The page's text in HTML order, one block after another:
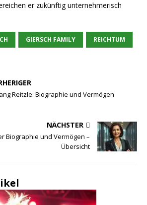
er zukünftig unternehmerisch
GIERSCH FAMILY REICHTUM
Reitzle: Biographie und Vermögen
NÄCHSTER
Biographie und Vermögen –
Übersicht